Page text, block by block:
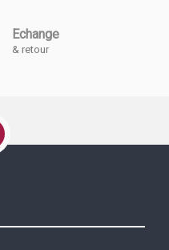
Echange
& retour